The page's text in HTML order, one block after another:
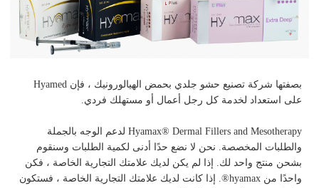
على استعداد لخدمة كل رجل أعمال أو مستهلك فردي.